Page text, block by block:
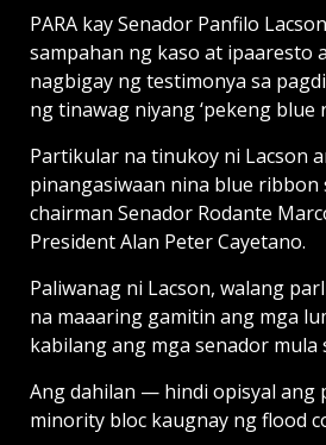
PARA kay Senador Panfilo
sampahan ng kaso at ipaaresto
nagbigay ng testimonya sa
ng tinawag niyang ‘pekeng blue
Partikular na tinukoy ni Lacson
pinangasiwaan nina blue ribbon
chairman Senador Rodante
President Alan Peter Cayetano.
Paliwanag ni Lacson, walang
na maaaring gamitin ang mga
kabilang ang mga senador mula
Ang dahilan — hindi opisyal ang
minority bloc kaugnay ng flood